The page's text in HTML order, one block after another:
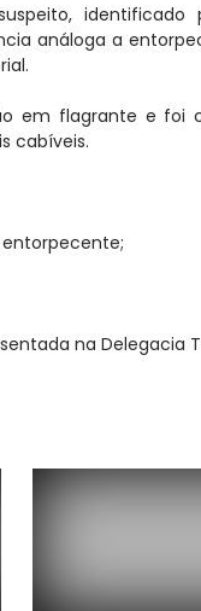
identificado
análoga a
em flagrante e foi
cabíveis.
na Delegacia